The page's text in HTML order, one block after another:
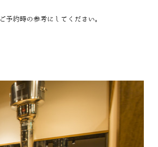
約時の参考にしてください。